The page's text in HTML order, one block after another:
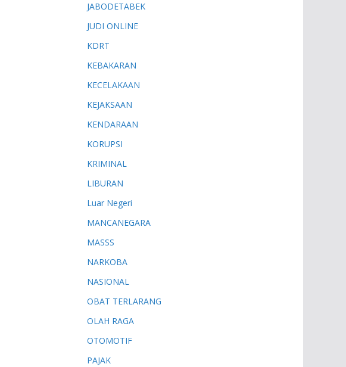
JABODETABEK
JUDI ONLINE
KDRT
KEBAKARAN
KECELAKAAN
KEJAKSAAN
KENDARAAN
KORUPSI
KRIMINAL
LIBURAN
Luar Negeri
MANCANEGARA
MASSS
NARKOBA
NASIONAL
OBAT TERLARANG
OLAH RAGA
OTOMOTIF
PAJAK